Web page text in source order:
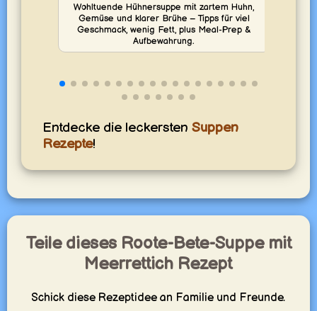
Wohltuende Hühnersuppe mit zartem Huhn,
Gemüse und klarer Brühe – Tipps für viel
Geschmack, wenig Fett, plus Meal-Prep &
Aufbewahrung.
Entdecke die leckersten Suppen
Rezepte!
Teile dieses Roote-Bete-Suppe mit
Meerrettich Rezept
Schick diese Rezeptidee an Familie und Freunde.